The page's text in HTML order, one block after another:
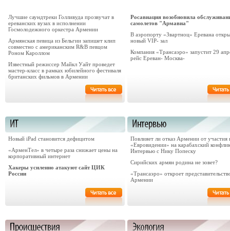
Лучшие саундтреки Голливуда прозвучат в
ереванских вузах в исполнении
Госмолодежного оркестра Армении
Армянская певица из Бельгии запишет клип
совместно с американским R&B певцом
Роном Кароллом
Известный режиссер Майкл Уайт проведет
мастер-класс в рамках юбилейного фестиваля
британских фильмов в Армении
Росавиация возобновила
самолетов "Армавиа"
В аэропорту «Звартноц» Еревана
новый VIP- зал
Компания «Трансаэро» запустит 29
рейс Ереван- Москва-
Новый iPad становится дефицитом
«АрменТел» в четыре раза снижает цены на
корпоративный интернет
Хакеры усиленно атакуют сайт ЦИК
России
Повлияет ли отказ Армении от участия
«Евровидении» на карабахский
Интервью с Нику Попеску
Сирийских армян родина не зовет?
«Трансаэро» откроет
Армении